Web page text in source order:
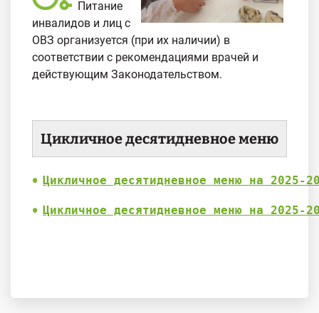
Питание
инвалидов и лиц с
ОВЗ организуется (при их наличии) в
соответствии с рекомендациями врачей и
действующим Законодательством.
Цикличное десятидневное меню
Цикличное десятидневное меню на
Цикличное десятидневное меню на